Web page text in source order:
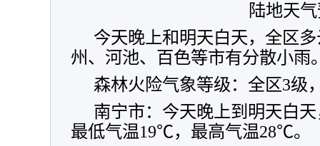
陆地天
今天晚上和明天白天，全区
州、河池、百色等市有分散小雨
森林火险气象等级：全区3级
南宁市：今天晚上到明天白
最低气温19℃，最高气温28℃。